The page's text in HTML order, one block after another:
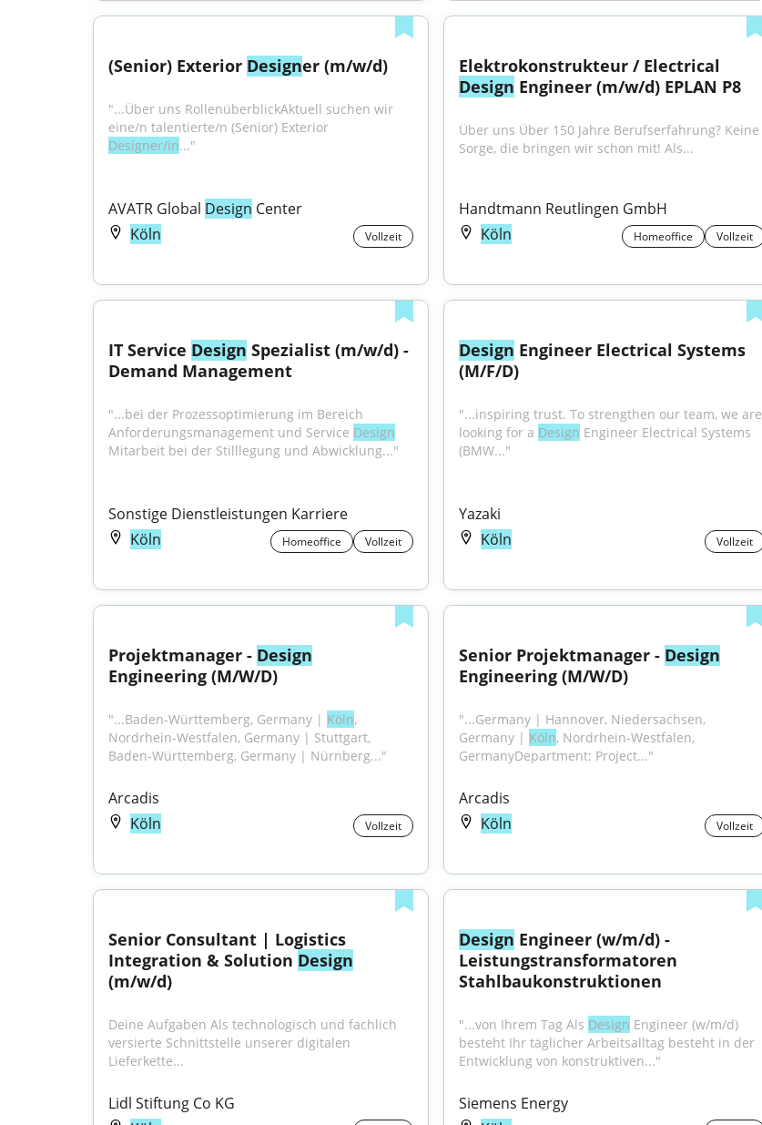
(Senior) Exterior Designer (m/w/d)
"...Über uns RollenüberblickAktuell suchen wir
Designer/in..."
AVATR Global Design Center
Köln
Vollzeit
Design Engineer (m/w/d) EPLAN P8
Über uns Über 150 Jahre Berufserfahrung? Keine
Sorge, die bringen wir schon mit! Als...
Handtmann Reutlingen GmbH
Köln
Homeoffice Vollzeit
IT Service Design Spezialist (m/w/d) -
Demand Management
"...bei der Prozessoptimierung im Bereich
Anforderungsmanagement und Service Design
Mitarbeit bei der Stilllegung und Abwicklung..."
Sonstige Dienstleistungen Karriere
Köln
Homeoffice Vollzeit
Design Engineer Electrical Systems
(M/F/D)
"...inspiring trust. To strengthen our team, we are
looking for a Design Engineer Electrical Systems
(BMW..."
Yazaki
Köln
Vollzeit
Projektmanager - Design
Engineering (M/W/D)
"...Baden-Württemberg, Germany | Köln,
Nordrhein-Westfalen, Germany | Stuttgart,
Baden-Württemberg, Germany | Nürnberg..."
Arcadis
Köln
Vollzeit
Senior Projektmanager - Design
Engineering (M/W/D)
"...Germany | Hannover, Niedersachsen,
Germany | Köln, Nordrhein-Westfalen,
GermanyDepartment: Project..."
Arcadis
Köln
Vollzeit
Senior Consultant | Logistics
Integration & Solution Design
(m/w/d)
Deine Aufgaben Als technologisch und fachlich
versierte Schnittstelle unserer digitalen
Lieferkette...
Lidl Stiftung Co KG
Design Engineer (w/m/d) -
Leistungstransformatoren
Stahlbaukonstruktionen
"...von Ihrem Tag Als Design Engineer (w/m/d)
besteht Ihr täglicher Arbeitsalltag besteht in der
Entwicklung von konstruktiven..."
Siemens Energy